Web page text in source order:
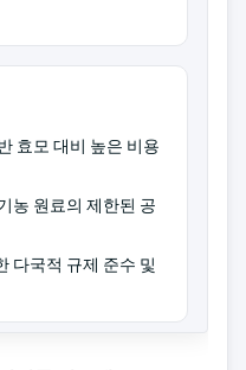
효모 대비 높은 비용
농 원료의 제한된 공
다국적 규제 준수 및